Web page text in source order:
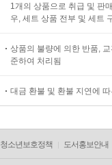
1개의 상품으로 취급 및 판
우, 세트 상품 전부 및 세트
상품의 불량에 의한 반품,
준하여 처리됨
대금 환불 및 환불 지연에
청소년보호정책 도서홍보안내